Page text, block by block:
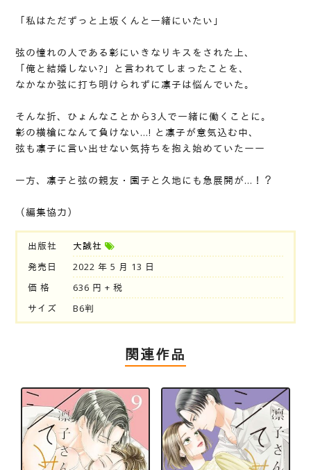
「私はただずっと上坂くんと一緒にいたい」
弦の憧れの人である彰にいきなりキスをされた上、
「俺と結婚しない?」と言われてしまったことを、
なかなか弦に打ち明けられずに凛子は悩んでいた。
そんな折、ひょんなことから3人で一緒に働くことに。
彰の横槍になんて負けない…! と凛子が意気込む中、
弦も凛子に言い出せない気持ちを抱え始めていたーー
一方、凛子と弦の親友・園子と久地にも急展開が…！？
（編集協力）
出版社
大誠社
発売日
2022 年 5 月 13 日
価 格
636 円 + 税
サイズ
B6判
関連作品